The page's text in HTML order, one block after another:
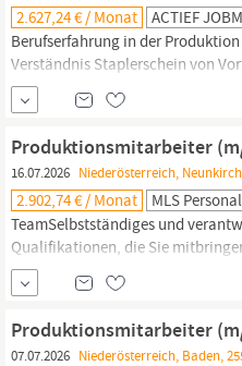
2.627,24 € / Monat ACTIEF
Berufserfahrung in der
Verständnis Staplerschein von
Aufgabenbeschreibung Stanzen,
Drehtätigkeiten allgemeine
Qualitätskontrolle Wir bieten Wir
mindestens 2.627,24 brutto
Qualifikation und...
Produktionsmitarbeiter
16.07.2026 Niederösterreich,
2.902,74 € / Monat
MLS
TeamSelbstständiges und
Qualifikationen, die Sie
von Vorteil
Staplerfahrer, Kommissionierer,
Maschinenbediener)Gute
und Sicherstellung der
Produktionsmitarbeiter
07.07.2026 Niederösterreich, Baden,